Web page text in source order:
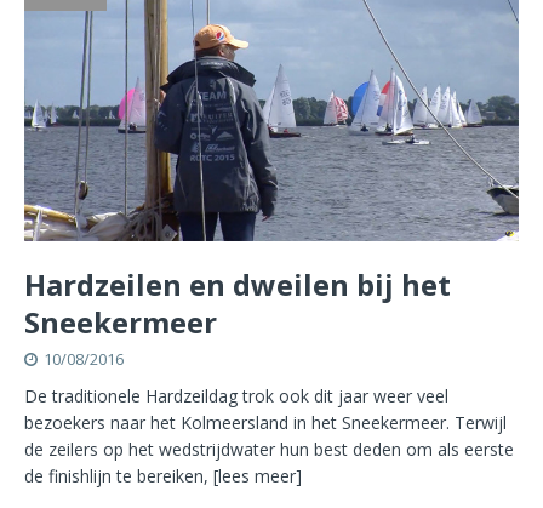
Hardzeilen en dweilen bij het
Sneekermeer
10/08/2016
De traditionele Hardzeildag trok ook dit jaar weer veel
bezoekers naar het Kolmeersland in het Sneekermeer. Terwijl
de zeilers op het wedstrijdwater hun best deden om als eerste
de finishlijn te bereiken, [lees meer]